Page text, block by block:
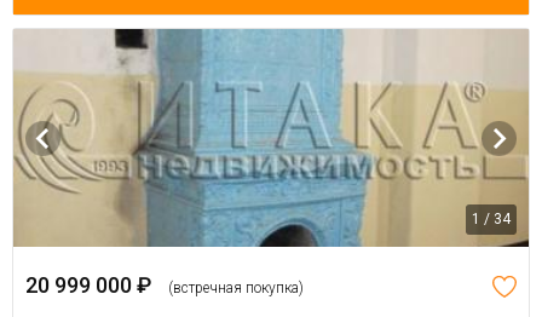
1 / 34
20 999 000 ₽ (встречная покупка)